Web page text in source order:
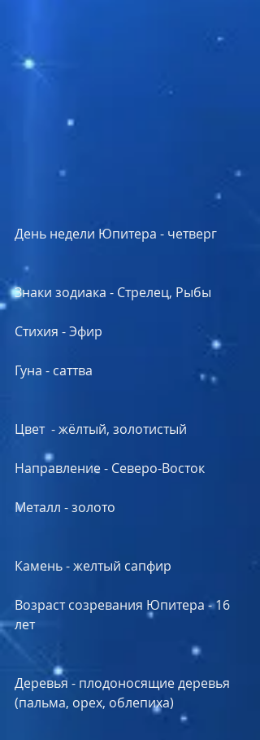
День недели Юпитера - четверг
Знаки зодиака - Стрелец, Рыбы
Стихия - Эфир
Гуна - саттва
Цвет  - жёлтый, золотистый
Направление - Северо-Восток
Металл - золото
Камень - желтый сапфир
Возраст созревания Юпитера - 16
лет
Деревья - плодоносящие деревья
(пальма, орех, облепиха)